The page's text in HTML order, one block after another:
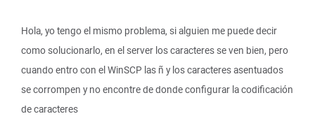
Hola, yo tengo el mismo problema, si alguien me puede decir
como solucionarlo, en el server los caracteres se ven bien, pero
cuando entro con el WinSCP las ñ y los caracteres asentuados
se corrompen y no encontre de donde configurar la codificación
de caracteres